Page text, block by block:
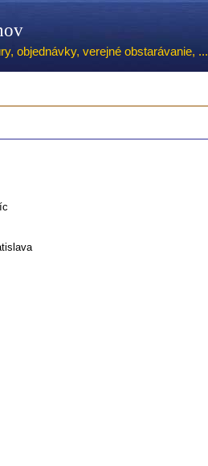
objednávky, verejné obstarávanie, ...